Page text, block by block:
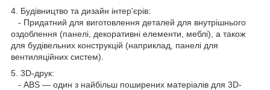
4. Будівництво та дизайн інтер'єрів:
- Придатний для виготовлення деталей для внутрішнього
оздоблення (панелі, декоративні елементи, меблі), а також
для будівельних конструкцій (наприклад, панелі для
вентиляційних систем).
5. 3D-друк:
- ABS — один з найбільш поширених матеріалів для 3D-